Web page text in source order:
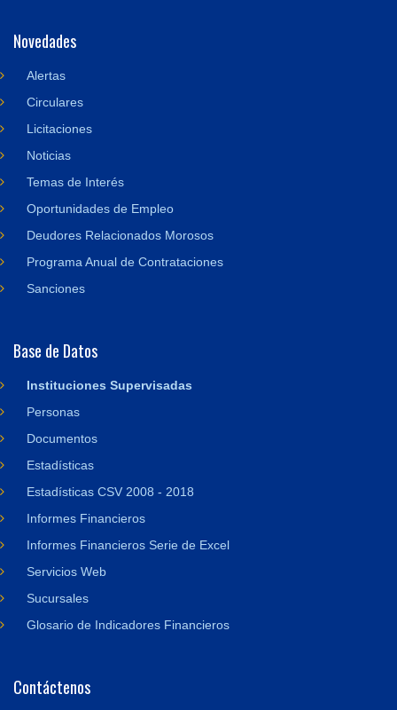
Novedades
Alertas
Circulares
Licitaciones
Noticias
Temas de Interés
Oportunidades de Empleo
Deudores Relacionados Morosos
Programa Anual de Contrataciones
Sanciones
Base de Datos
Instituciones Supervisadas
Personas
Documentos
Estadísticas
Estadísticas CSV 2008 - 2018
Informes Financieros
Informes Financieros Serie de Excel
Servicios Web
Sucursales
Glosario de Indicadores Financieros
Contáctenos